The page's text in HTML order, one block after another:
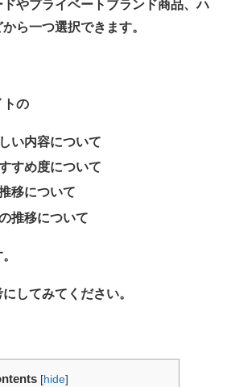
やプライベートブランド商品、ハ
ら一つ選択できます。
トの
い内容について
すめ度について
移について
推移について
してみてください。
[hide]